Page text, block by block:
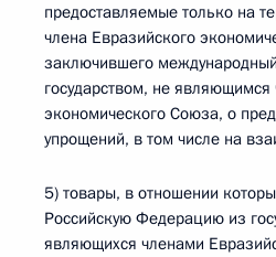
предоставляемые только на
члена Евразийского
заключившего
государством, не
экономического Союза, о
упрощений, в том числе на
5) товары, в отношении
Российскую Федерацию из
являющихся членами